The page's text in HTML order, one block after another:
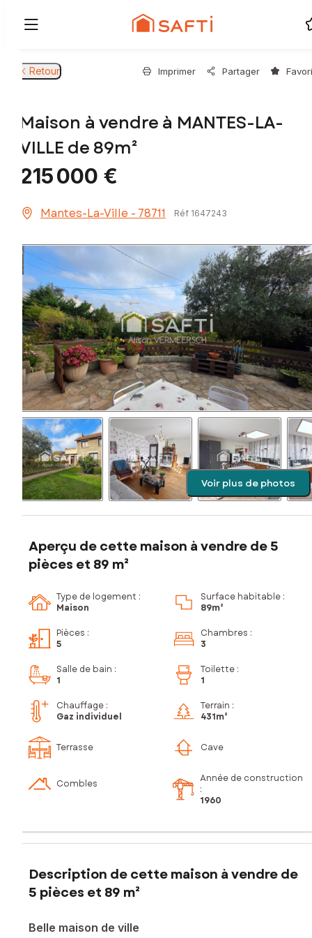
Retour Imprimer Partager
Maison à vendre à MANTES-LA-
VILLE de 89m²
215 000 €
Mantes-La-Ville - 78711 Réf 1647243
Voir plus de photos
Aperçu de cette maison à vendre de 5
pièces et 89 m²
Type de logement :
Maison
Surface habitable :
89m²
Pièces :
5
Chambres :
3
Salle de bain :
1
Toilette :
1
Chauffage :
Gaz individuel
Terrain :
431m²
Terrasse Cave
Combles
Année de construction
:
1960
Description de cette maison à vendre de
5 pièces et 89 m²
Belle maison de ville